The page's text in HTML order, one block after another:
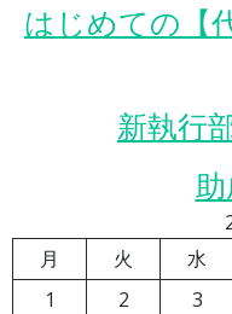
はじめての【
新執行
助
月
火 水
1
2 3